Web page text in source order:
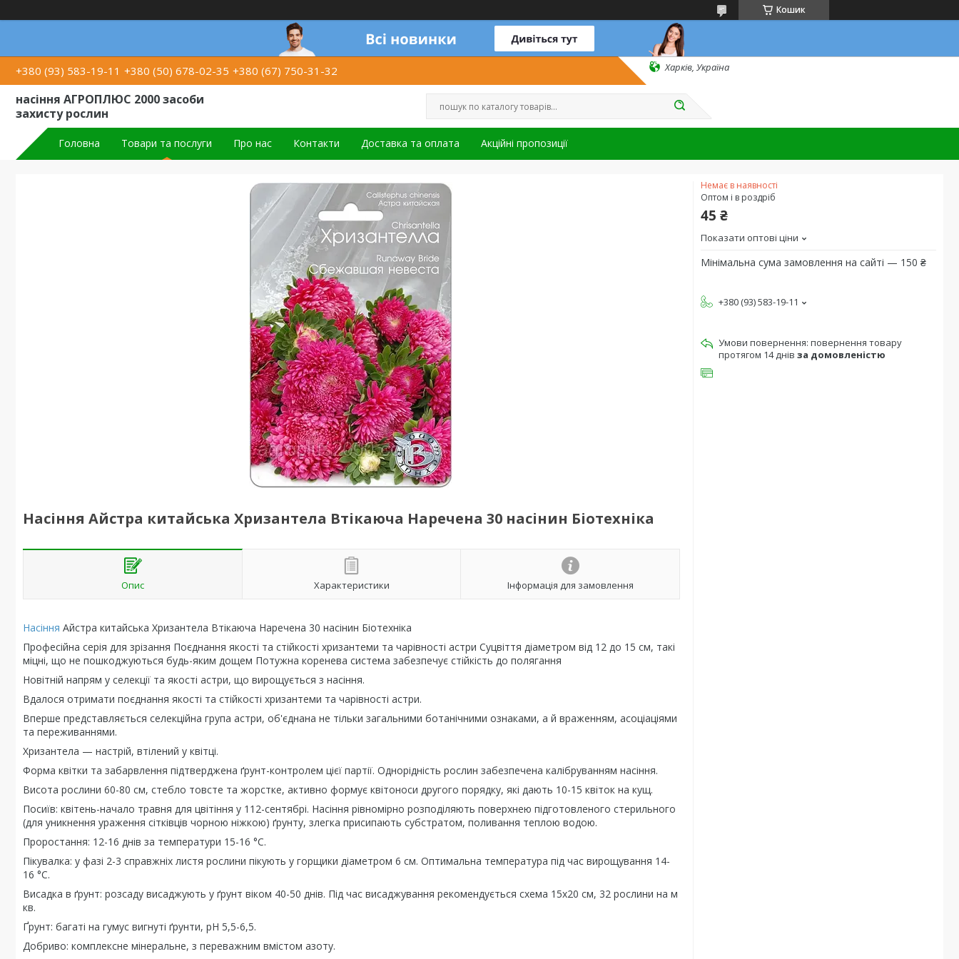
Кошик
+380 (93) 583-19-11 +380 (50) 678-02-35 +380 (67) 750-31-32 Харків, Україна
насіння АГРОПЛЮС 2000 засоби
захисту рослин
Головна Товари та послуги Про нас Контакти Доставка та оплата Акційні пропозиції
Насіння Айстра китайська Хризантела Втікаюча Наречена 30 насінин Біотехніка
Опис Характеристики Інформація для замовлення
Насіння Айстра китайська Хризантела Втікаюча Наречена 30 насінин Біотехніка
Професійна серія для зрізання Поєднання якості та стійкості хризантеми та чарівності астри Суцвіття діаметром від 12 до 15 см, такі
міцні, що не пошкоджуються будь-яким дощем Потужна коренева система забезпечує стійкість до полягання
Новітній напрям у селекції та якості астри, що вирощується з насіння.
Вдалося отримати поєднання якості та стійкості хризантеми та чарівності астри.
Вперше представляється селекційна група астри, об'єднана не тільки загальними ботанічними ознаками, а й враженням, асоціаціями
та переживаннями.
Хризантела — настрій, втілений у квітці.
Форма квітки та забарвлення підтверджена ґрунт-контролем цієї партії. Однорідність рослин забезпечена калібруванням насіння.
Висота рослини 60-80 см, стебло товсте та жорстке, активно формує квітоноси другого порядку, які дають 10-15 квіток на кущ.
Посиїв: квітень-начало травня для цвітіння у 112-сентябрі. Насіння рівномірно розподіляють поверхнею підготовленого стерильного
(для уникнення ураження сітківців чорною ніжкою) ґрунту, злегка присипають субстратом, поливання теплою водою.
Проростання: 12-16 днів за температури 15-16 °C.
Пікувалка: у фазі 2-3 справжніх листя рослини пікують у горщики діаметром 6 см. Оптимальна температура під час вирощування 14-
16 °C.
Висадка в ґрунт: розсаду висаджують у ґрунт віком 40-50 днів. Під час висаджування рекомендується схема 15x20 см, 32 рослини на м
кв.
Ґрунт: багаті на гумус вигнуті ґрунти, pH 5,5-6,5.
Добриво: комплексне мінеральне, з переважним вмістом азоту.
Немає в наявності
Оптом і в роздріб
45 ₴
Показати оптові ціни
Мінімальна сума замовлення на сайті — 150 ₴
+380 (93) 583-19-11
повернення товару
протягом 14 днів за домовленістю